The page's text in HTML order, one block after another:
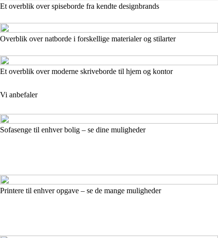
Et overblik over spiseborde fra kendte designbrands
Overblik over natborde i forskellige materialer og stilarter
Et overblik over moderne skriveborde til hjem og kontor
Vi anbefaler
Sofasenge til enhver bolig – se dine muligheder
Printere til enhver opgave – se de mange muligheder